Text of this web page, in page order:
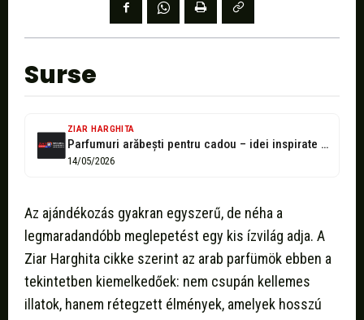
Surse
ZIAR HARGHITA
Parfumuri arăbești pentru cadou – idei inspirate pentru orice ocazie
14/05/2026
Az ajándékozás gyakran egyszerű, de néha a
legmaradandóbb meglepetést egy kis ízvilág adja. A
Ziar Harghita cikke szerint az arab parfümök ebben a
tekintetben kiemelkedőek: nem csupán kellemes
illatok, hanem rétegzett élmények, amelyek hosszú